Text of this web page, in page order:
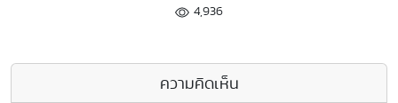
4,936
ความคิดเห็น